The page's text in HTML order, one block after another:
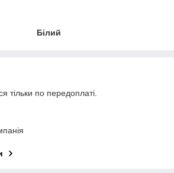
Білий
тільки по передоплаті.